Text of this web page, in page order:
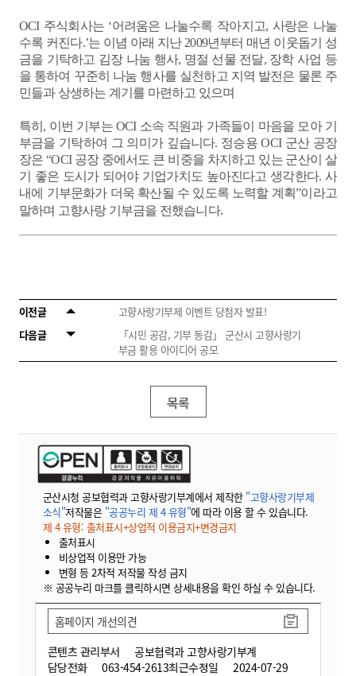
OCI 주식회사는 ‘어려움은 나눌수록 작아지고, 사랑은 나눌
수록 커진다.’는 이념 아래 지난 2009년부터 매년 이웃돕기 성
금을 기탁하고 김장 나눔 행사, 명절 선물 전달, 장학 사업 등
을 통하여 꾸준히 나눔 행사를 실천하고 지역 발전은 물론 주
민들과 상생하는 계기를 마련하고 있으며
특히 , 이번 기부는 OCI 소속 직원과 가족들이 마음을 모아 기
부금을 기탁하여 그 의미가 깊습니다. 정승용OCI 군산 공장
장은“OCI 공장 중에서도 큰 비중을 차지하고 있는 군산이 살
기 좋은 도시가 되어야 기업가치도 높아진다고 생각한다. 사
내에 기부문화가 더욱 확산될 수 있도록 노력할 계획”이라고
말하며 고향사랑 기부금을 전했습니다.
이전글
고향사랑기부제 이벤트 당첨자 발표!
다음글
「시민 공감, 기부 동감」 군산시 고향사랑기
부금 활용 아이디어 공모
목록
군산시청 공보협력과 고향사랑기부계에서 제작한 "고향사랑기부제
소식"저작물은 "공공누리 제 4 유형"에 따라 이용 할 수 있습니다.
제 4 유형: 출처표시+상업적 이용금지+변경금지
출처표시
비상업적 이용만 가능
변형 등 2차적 저작물 작성 금지
※ 공공누리 마크를 클릭하시면 상세내용을 확인 하실 수 있습니다.
콘텐츠 관리부서
공보협력과 고향사랑기부계
담당전화
063-454-2613최근수정일 2024-07-29
홈페이지 개선의견